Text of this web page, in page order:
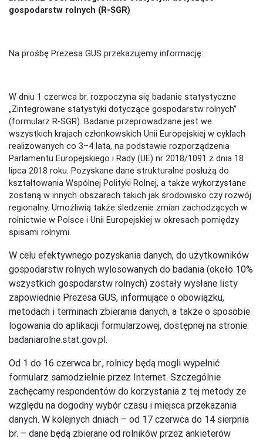
gospodarstw rolnych (R-SGR)
Na prośbę Prezesa GUS przekazujemy informację:
W dniu 1 czerwca br. rozpoczyna się badanie statystyczne
„Zintegrowane statystyki dotyczące gospodarstw rolnych”
(formularz R-SGR). Badanie przeprowadzane jest we
wszystkich krajach członkowskich Unii Europejskiej w cyklach
realizowanych co 3–4 lata, na podstawie rozporządzenia
Parlamentu Europejskiego i Rady (UE) nr 2018/1091 z dnia 18
lipca 2018 roku. Pozyskane dane strukturalne posłużą do
kształtowania Wspólnej Polityki Rolnej, a także wykorzystane
zostaną w innych obszarach takich jak środowisko czy rozwój
regionalny. Umożliwią także śledzenie zmian zachodzących w
rolnictwie w Polsce i Unii Europejskiej w okresach pomiędzy
spisami rolnymi.
W celu efektywnego pozyskania danych, do użytkowników
gospodarstw rolnych wylosowanych do badania (około 10%
wszystkich gospodarstw rolnych) zostały wysłane listy
zapowiednie Prezesa GUS, informujące o obowiązku,
metodach i terminach zbierania danych, a także o sposobie
logowania do aplikacji formularzowej, dostępnej na stronie:
badaniarolne.stat.gov.pl.
Od 1 do 16 czerwca br., rolnicy będą mogli wypełnić
formularz samodzielnie przez Internet. Szczególnie
zachęcamy respondentów do korzystania z tej metody ze
względu na dogodny wybór czasu i miejsca przekazania
danych. W kolejnych dniach – od 17 czerwca do 14 sierpnia
br. – dane będą zbierane od rolników przez ankieterów